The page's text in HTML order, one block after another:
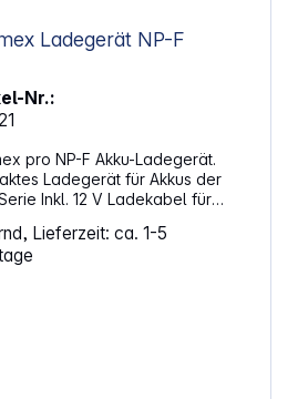
Ladegerät NP-F
Nr.:
pro NP-F Akku-Ladegerät.
Ladegerät für Akkus der
V Ladekabel für
Einsatz 1000mA Output
Aufladen der Akkus Mit
LED Automatische
Lieferzeit: ca. 1-5